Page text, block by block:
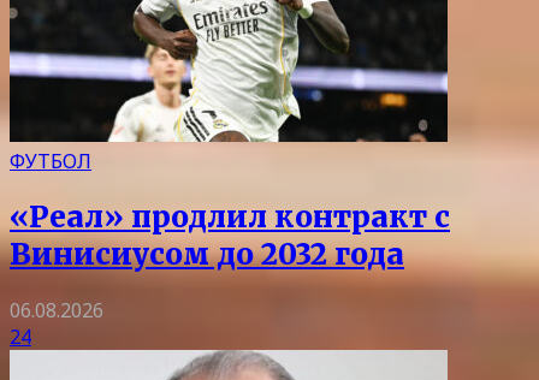
ФУТБОЛ
«Реал» продлил контракт с
Винисиусом до 2032 года
06.08.2026
24